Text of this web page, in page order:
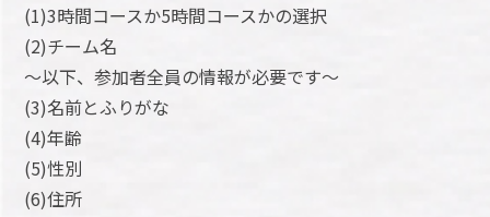
(1)3時間コースか5時間コースかの選択
(2)チーム名
～以下、参加者全員の情報が必要です～
(3)名前とふりがな
(4)年齢
(5)性別
(6)住所